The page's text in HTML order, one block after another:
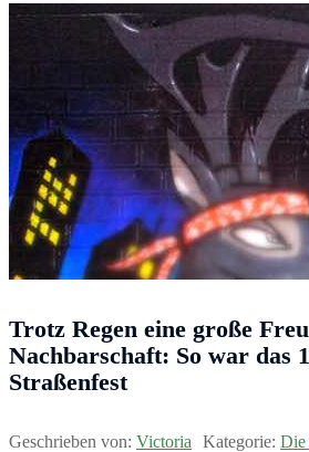
Trotz Regen eine große
Nachbarschaft: So war das
Straßenfest
Geschrieben von: Victoria Kategorie: Die